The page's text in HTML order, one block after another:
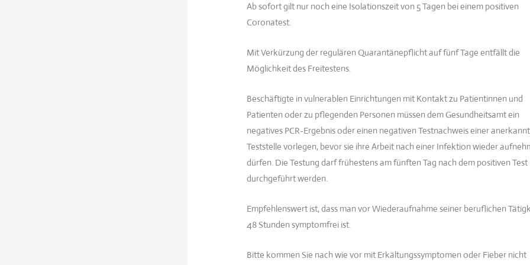
Ab sofort gilt nur noch eine Isolationszeit von 5 Tagen bei einem positiven
Coronatest.
Mit Verkürzung der regulären Quarantänepflicht auf fünf Tage entfällt die
Möglichkeit des Freitestens.
Beschäftigte in vulnerablen Einrichtungen mit Kontakt zu Patientinnen und
Patienten oder zu pflegenden Personen müssen dem Gesundheitsamt ein
negatives PCR-Ergebnis oder einen negativen Testnachweis einer
Teststelle vorlegen, bevor sie ihre Arbeit nach einer Infektion wieder
dürfen. Die Testung darf frühestens am fünften Tag nach dem positiven Test
durchgeführt werden.
Empfehlenswert ist, dass man vor Wiederaufnahme seiner beruflichen
48 Stunden symptomfrei ist.
Bitte kommen Sie nach wie vor mit Erkältungssymptomen oder Fieber nicht